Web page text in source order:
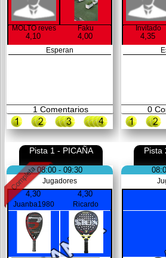
MOLTO reves
4,10
Faku
4,00
Esperan
1 Comentarios
Invitado
4,35
0
Pista 1 - PICAÑA
08:00 - 09:30
Jugadores
4,30
Juanba1980
4,30
Ricardo
Pista